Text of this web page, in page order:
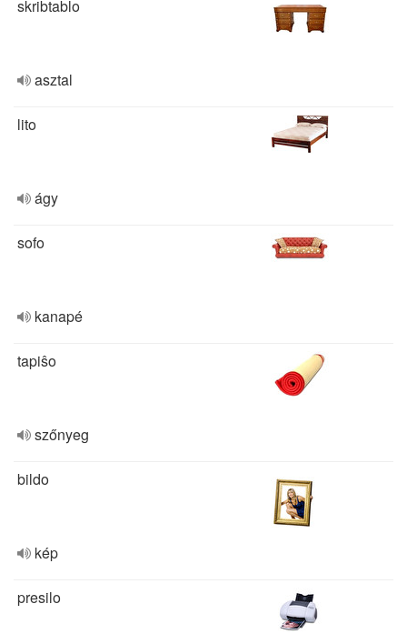
skribtablo
asztal
lito
ágy
sofo
kanapé
tapiŝo
szőnyeg
bildo
kép
presilo